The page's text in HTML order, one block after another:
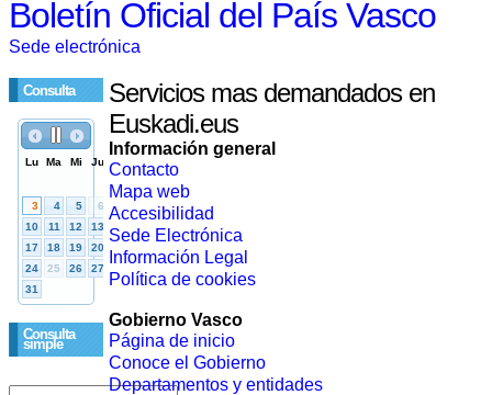
Boletín Oficial del País Vasco
Sede electrónica
Consulta
Consulta
simple
Servicios mas demandados en
Euskadi.eus
Información general
Contacto
Mapa web
Accesibilidad
Sede Electrónica
Información Legal
Política de cookies
Gobierno Vasco
Página de inicio
Conoce el Gobierno
Departamentos y entidades